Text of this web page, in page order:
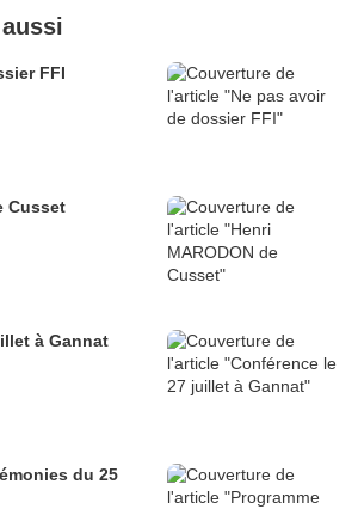
FFI
Cusset
à Gannat
du 25